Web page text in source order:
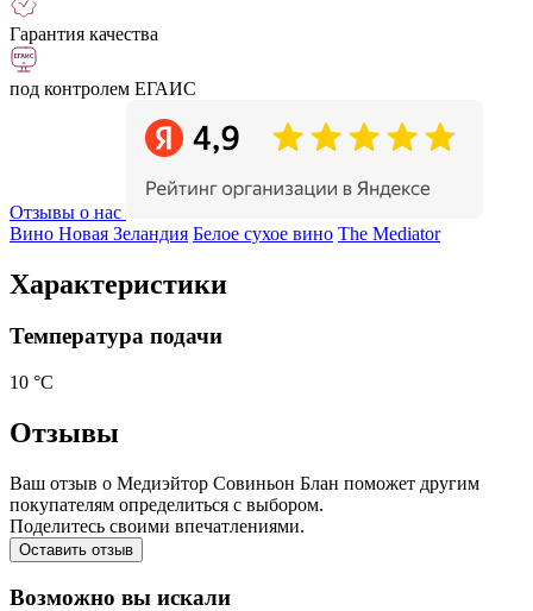
Гарантия качества
под контролем ЕГАИС
Отзывы о нас
Вино Новая Зеландия Белое сухое вино The Mediator
Характеристики
Температура подачи
10 °С
Отзывы
Ваш отзыв о Медиэйтор Совиньон Блан поможет другим
покупателям определиться с выбором.
Поделитесь своими впечатлениями.
Оставить отзыв
Возможно вы искали